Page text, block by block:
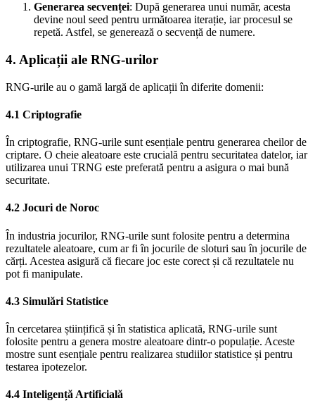
Generarea secvenței: După generarea unui număr, acesta
devine noul seed pentru următoarea iterație, iar procesul se
repetă. Astfel, se generează o secvență de numere.
4. Aplicații ale RNG-urilor
RNG-urile au o gamă largă de aplicații în diferite domenii:
4.1 Criptografie
În criptografie, RNG-urile sunt esențiale pentru generarea cheilor de
criptare. O cheie aleatoare este crucială pentru securitatea datelor, iar
utilizarea unui TRNG este preferată pentru a asigura o mai bună
securitate.
4.2 Jocuri de Noroc
În industria jocurilor, RNG-urile sunt folosite pentru a determina
rezultatele aleatoare, cum ar fi în jocurile de sloturi sau în jocurile de
cărți. Acestea asigură că fiecare joc este corect și că rezultatele nu
pot fi manipulate.
4.3 Simulări Statistice
În cercetarea științifică și în statistica aplicată, RNG-urile sunt
folosite pentru a genera mostre aleatoare dintr-o populație. Aceste
mostre sunt esențiale pentru realizarea studiilor statistice și pentru
testarea ipotezelor.
4.4 Inteligență Artificială